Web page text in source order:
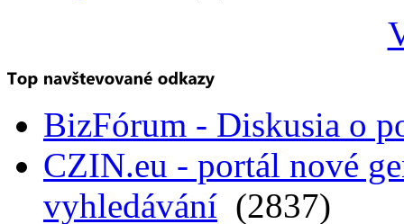
BizFórum - Diskusia o
CZIN.eu - portál nové
vyhledávání (2837)